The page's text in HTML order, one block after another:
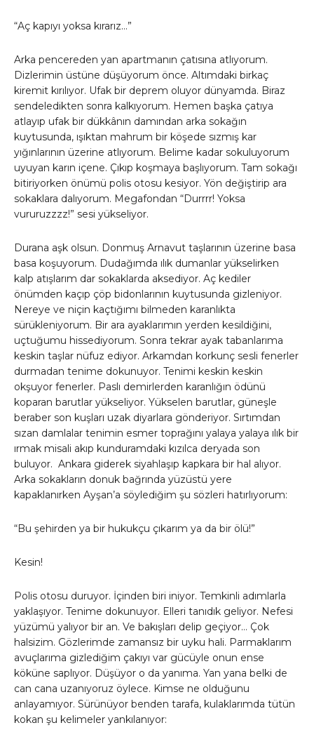
“Aç kapıyı yoksa kırarız…”
Arka pencereden yan apartmanın çatısına atlıyorum.
Dizlerimin üstüne düşüyorum önce. Altımdaki birkaç
kiremit kırılıyor. Ufak bir deprem oluyor dünyamda. Biraz
sendeledikten sonra kalkıyorum. Hemen başka çatıya
atlayıp ufak bir dükkânın damından arka sokağın
kuytusunda, ışıktan mahrum bir köşede sızmış kar
yığınlarının üzerine atlıyorum. Belime kadar sokuluyorum
uyuyan karın içene. Çıkıp koşmaya başlıyorum. Tam sokağı
bitiriyorken önümü polis otosu kesiyor. Yön değiştirip ara
sokaklara dalıyorum. Megafondan “Durrrr! Yoksa
vururuzzzz!” sesi yükseliyor.
Durana aşk olsun. Donmuş Arnavut taşlarının üzerine basa
basa koşuyorum. Dudağımda ılık dumanlar yükselirken
kalp atışlarım dar sokaklarda aksediyor. Aç kediler
önümden kaçıp çöp bidonlarının kuytusunda gizleniyor.
Nereye ve niçin kaçtığımı bilmeden karanlıkta
sürükleniyorum. Bir ara ayaklarımın yerden kesildiğini,
uçtuğumu hissediyorum. Sonra tekrar ayak tabanlarıma
keskin taşlar nüfuz ediyor. Arkamdan korkunç sesli fenerler
durmadan tenime dokunuyor. Tenimi keskin keskin
okşuyor fenerler. Paslı demirlerden karanlığın ödünü
koparan barutlar yükseliyor. Yükselen barutlar, güneşle
beraber son kuşları uzak diyarlara gönderiyor. Sırtımdan
sızan damlalar tenimin esmer toprağını yalaya yalaya ılık bir
ırmak misali akıp kunduramdaki kızılca deryada son
buluyor. Ankara giderek siyahlaşıp kapkara bir hal alıyor.
Arka sokakların donuk bağrında yüzüstü yere
kapaklanırken Ayşan’a söylediğim şu sözleri hatırlıyorum:
“Bu şehirden ya bir hukukçu çıkarım ya da bir ölü!”
Kesin!
Polis otosu duruyor. İçinden biri iniyor. Temkinli adımlarla
yaklaşıyor. Tenime dokunuyor. Elleri tanıdık geliyor. Nefesi
yüzümü yalıyor bir an. Ve bakışları delip geçiyor… Çok
halsizim. Gözlerimde zamansız bir uyku hali. Parmaklarım
avuçlarıma gizlediğim çakıyı var gücüyle onun ense
köküne saplıyor. Düşüyor o da yanıma. Yan yana belki de
can cana uzanıyoruz öylece. Kimse ne olduğunu
anlayamıyor. Sürünüyor benden tarafa, kulaklarımda tütün
kokan şu kelimeler yankılanıyor: